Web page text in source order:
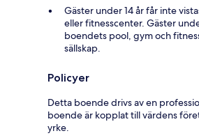
Gäster under 14 år får inte
eller fitnesscenter. Gäster
boendets pool, gym och
sällskap.
Policyer
Detta boende drivs av en
boende är kopplat till värdens
yrke.